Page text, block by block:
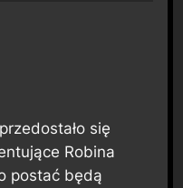
się
Robina
postać będą